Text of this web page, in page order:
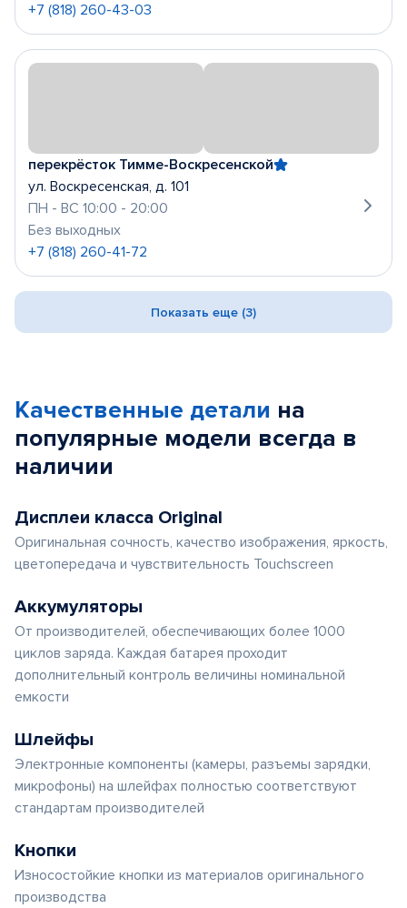
+7 (818) 260-43-03
перекрёсток Тимме-Воскресенской
ул. Воскресенская, д. 101
ПН - ВС 10:00 - 20:00
Без выходных
+7 (818) 260-41-72
Показать еще (3)
Качественные детали на
популярные модели всегда в
наличии
Дисплеи класса Original
Оригинальная сочность, качество изображения, яркость,
цветопередача и чувствительность Touchscreen
Аккумуляторы
От производителей, обеспечивающих более 1000
циклов заряда. Каждая батарея проходит
дополнительный контроль величины номинальной
емкости
Шлейфы
Электронные компоненты (камеры, разъемы зарядки,
микрофоны) на шлейфах полностью соответствуют
стандартам производителей
Кнопки
Износостойкие кнопки из материалов оригинального
производства